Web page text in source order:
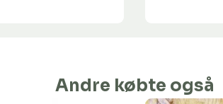
Andre købte også